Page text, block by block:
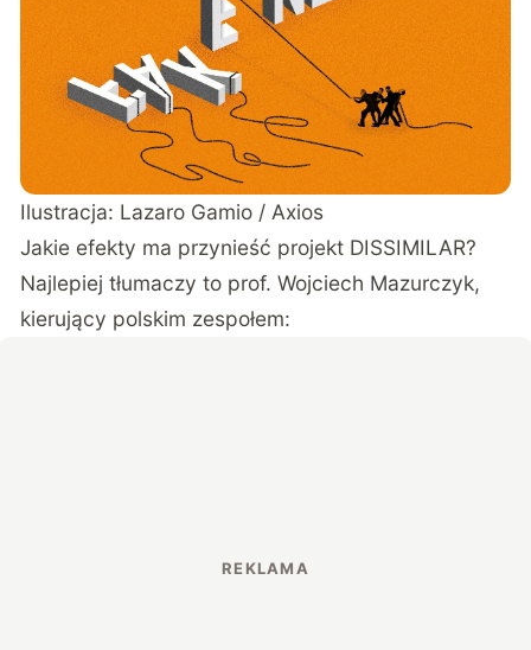
Ilustracja: Lazaro Gamio / Axios
Jakie efekty ma przynieść projekt DISSIMILAR?
Najlepiej tłumaczy to prof. Wojciech Mazurczyk,
kierujący polskim zespołem: